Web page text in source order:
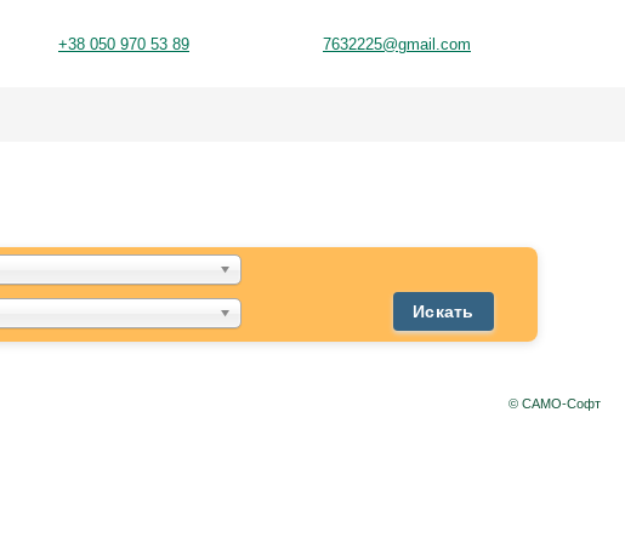
+38 050 970 53 89 7632225@gmail.com
Искать
© САМО-Софт